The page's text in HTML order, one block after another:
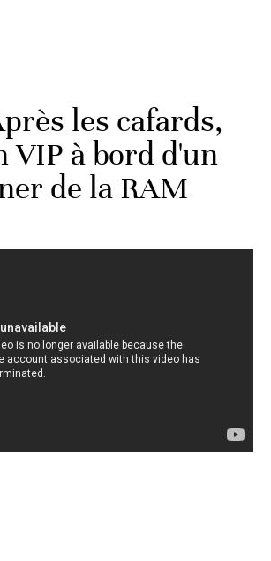
les cafards,
VIP à bord d'un
de la RAM